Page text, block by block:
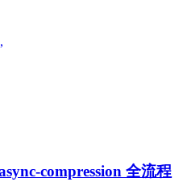
compression 全流程